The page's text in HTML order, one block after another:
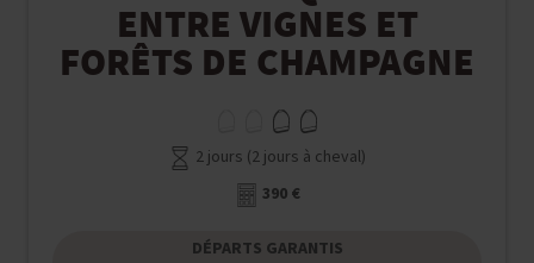
ENTRE VIGNES ET
FORÊTS DE CHAMPAGNE
2 jours (2 jours à cheval)
390 €
DÉPARTS GARANTIS